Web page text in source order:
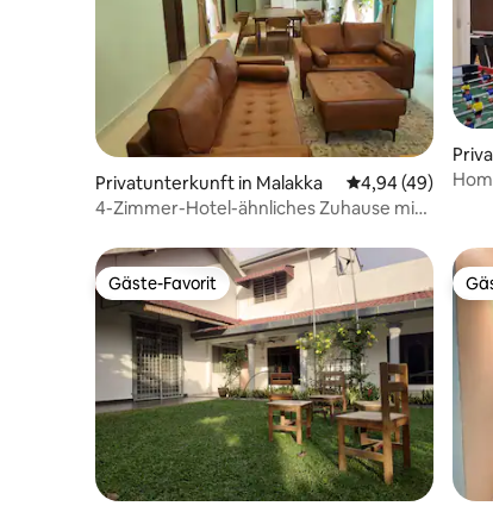
Privatunterkunft in Malakka
4,94 (49)
4-Zimmer-Hotel-ähnliches Zuhause mit
Gäste-Favorit
Gäste-Favorit